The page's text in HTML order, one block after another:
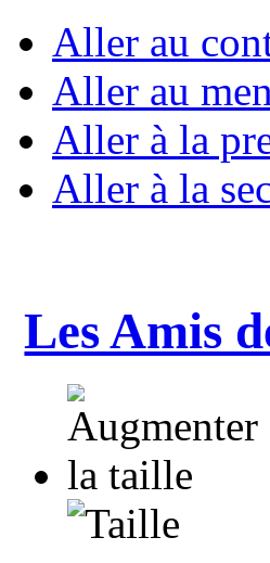
Aller au
Aller au
Aller à la
Aller à la
Les Amis